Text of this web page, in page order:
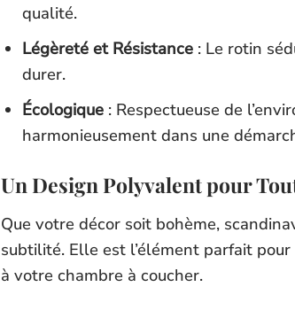
qualité.
Légèreté et Résistance: Le rotin
durer.
Écologique: Respectueuse de
harmonieusement dans une
Un Design Polyvalent pour
Que votre décor soit bohème,
subtilité. Elle est l’élément parfait
à votre chambre à coucher.